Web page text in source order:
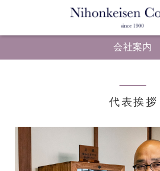
会社案内
代表挨拶